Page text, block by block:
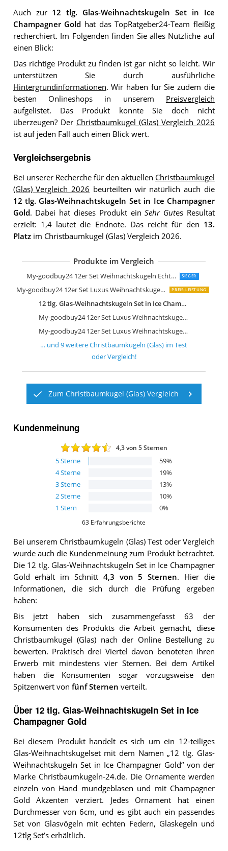
Auch zur 12 tlg. Glas-Weihnachtskugeln Set in Ice
Champagner Gold hat das TopRatgeber24-Team fleißig
recherchiert. Im Folgenden finden Sie alles Nützliche auf
einen Blick:
Das richtige Produkt zu finden ist gar nicht so leicht. Wir
unterstützen Sie durch ausführliche
Hintergrundinformationen. Wir haben für Sie zudem die
besten Onlineshops in unserem Preisvergleich
aufgelistet. Das Produkt konnte Sie doch nicht
überzeugen? Der Christbaumkugel (Glas) Vergleich 2026
ist auf jeden Fall auch einen Blick wert.
Vergleichsergebnis
Bei unserer Recherche für den aktuellen Christbaumkugel
(Glas) Vergleich 2026 beurteilten wir natürlich auch die
12 tlg. Glas-Weihnachtskugeln Set in Ice Champagner
Gold. Dabei hat dieses Produkt einSehr Gutes Resultat
erzielt: 1,4 lautet die Endnote. Das reicht für den 13.
Platzim Christbaumkugel (Glas) Vergleich 2026.
Produkte im Vergleich
My-goodbuy24 12er Set Weihnachtskugeln Echtglas Glaskugeln Weihnachten SIEGER
My-goodbuy24 12er Set Luxus Weihnachtskugeln Set D PREIS-LEISTUNG
12 tlg. Glas-Weihnachtskugeln Set in Ice Champagner Gold
My-goodbuy24 12er Set Luxus Weihnachtskugeln Set G
My-goodbuy24 12er Set Luxus Weihnachtskugeln Set C
… und9weitereChristbaumkugeln (Glas) im Test
oder Vergleich!
Zum Christbaumkugel (Glas) Vergleich
Kundenmeinung
4,3von 5 Sternen
5Sterne 59%
4Sterne 19%
3Sterne 13%
2Sterne 10%
1 Stern 0%
63 Erfahrungsberichte
Bei unserem Christbaumkugeln (Glas)Test oder Vergleich
wurde auch die Kundenmeinung zum Produkt betrachtet.
Die 12 tlg. Glas-Weihnachtskugeln Set in Ice Champagner
Gold erhält im Schnitt 4,3 von 5 Sternen. Hier die
Informationen, die sich durch die Prüfung ergeben
haben:
Bis jetzt haben sich zusammengefasst 63 der
Konsumenten des Produkts die Arbeit gemacht, diese
Christbaumkugel (Glas) nach der Online Bestellung zu
bewerten. Praktisch drei Viertel davon benoteten ihren
Erwerb mit mindestens vier Sternen. Bei dem Artikel
haben die Konsumenten sogar vorzugsweise den
Spitzenwert von fünf Sternen verteilt.
Über 12 tlg. Glas-Weihnachtskugeln Set in Ice
Champagner Gold
Bei diesem Produkt handelt es sich um ein 12-teiliges
Glas-Weihnachtskugelset mit dem Namen „12 tlg. Glas-
Weihnachtskugeln Set in Ice Champagner Gold“ von der
Marke Christbaumkugeln-24.de. Die Ornamente werden
einzeln von Hand mundgeblasen und mit Champagner
Gold Akzenten verziert. Jedes Ornament hat einen
Durchmesser von 6cm, und es gibt auch ein passendes
Set von Glasvögeln mit echten Federn, Glaskegeln und
12tlg Set’s erhältlich.